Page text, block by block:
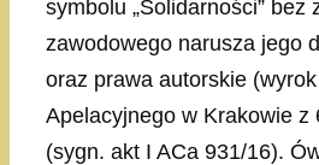
symbolu „Solidarności” bez
zawodowego narusza jego
oraz prawa autorskie
Apelacyjnego w Krakowie z
(sygn. akt I ACa 931/16).